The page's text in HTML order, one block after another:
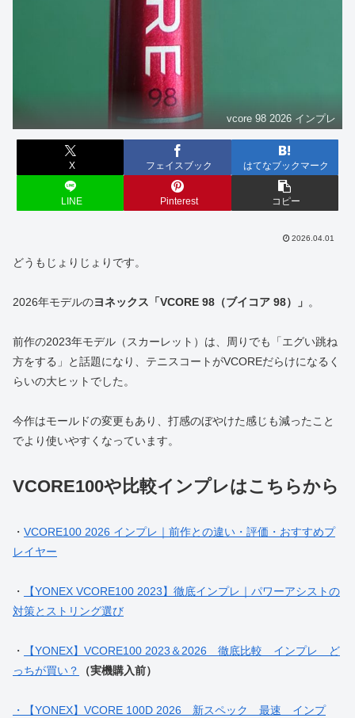
vcore 98 2026 インプレ
X フェイスブック はてなブックマーク
LINE Pinterest コピー
2026.04.01
どうもじょりじょりです。
2026年モデルのヨネックス「VCORE 98（ブイコア 98）」 。
前作の2023年モデル（スカーレット）は、周りでも「エグい跳ね
方をする」と話題になり、テニスコートがVCOREだらけになるく
らいの大ヒットでした。
今作はモールドの変更もあり、打感のぼやけた感じも減ったこと
でより使いやすくなっています。
VCORE100や比較インプレはこちらから
・ VCORE100 2026 インプレ｜前作との違い・評価・おすすめプ
レイヤー
・
【YONEX VCORE100 2023】徹底インプレ｜パワーアシストの
対策とストリング選び
・
【YONEX】VCORE100 2023＆2026 徹底比較 インプレ ど
っちが買い？
（実機購入前）
・【YONEX】VCORE 100D 2026 新スペック 最速 インプ